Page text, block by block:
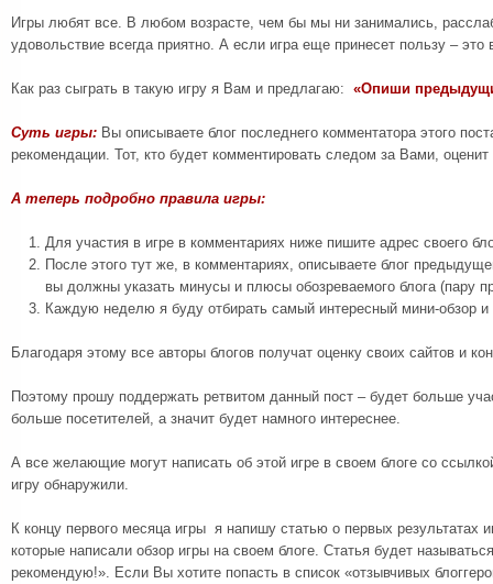
Игры любят все. В любом возрасте, чем бы мы ни занимались,
удовольствие всегда приятно. А если игра еще принесет пользу – это
Как раз сыграть в такую игру я Вам и предлагаю: «Опиши
Суть игры: Вы описываете блог последнего комментатора этого
рекомендации. Тот, кто будет комментировать следом за Вами,
А теперь подробно правила игры:
Для участия в игре в комментариях ниже пишите адрес своего
После этого тут же, в комментариях, описываете блог
вы должны указать минусы и плюсы обозреваемого блога (пару
Каждую неделю я буду отбирать самый интересный мини-обзор и
Благодаря этому все авторы блогов получат оценку своих сайтов и
Поэтому прошу поддержать ретвитом данный пост – будет больше
больше посетителей, а значит будет намного интереснее.
А все желающие могут написать об этой игре в своем блоге со
игру обнаружили.
К концу первого месяца игры я напишу статью о первых результатах
которые написали обзор игры на своем блоге. Статья будет
рекомендую!». Если Вы хотите попасть в список «отзывчивых